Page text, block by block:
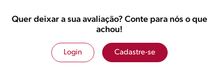
Quer deixar a sua avaliação? Conte para nós o que
achou!
Login Cadastre-se